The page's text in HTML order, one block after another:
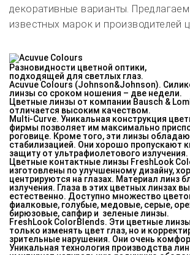
декоративные варианты.
известных марок и производителей
Разновидности цветной оптики,
подходящей для светлых глаз.
Acuvue Colours (Johnson&Johnson).
линзы со сроком ношения – две недели.
Цветные линзы от компании Bausch &
отличается высоким качеством.
Multi-Curve. Уникальная конструкция
фирмы позволяет им максимально
роговице. Кроме того, эти линзы
стабилизацией. Они хорошо пропускают
защиту от ультрафиолетового излучения.
Цветные контактные линзы FreshLook
изготовлены по улучшенному дизайну,
центрируются на глазах. Материал линз
излучения. Глаза в этих цветных линзах
естественно. Доступно множество
фиалковые, голубые, медовые, серые,
бирюзовые, сапфир и зеленые линзы.
FreshLook ColorBlends. Эти цветные
только изменять цвет глаз, но и
зрительные нарушения. Они очень
Уникальная технология производства